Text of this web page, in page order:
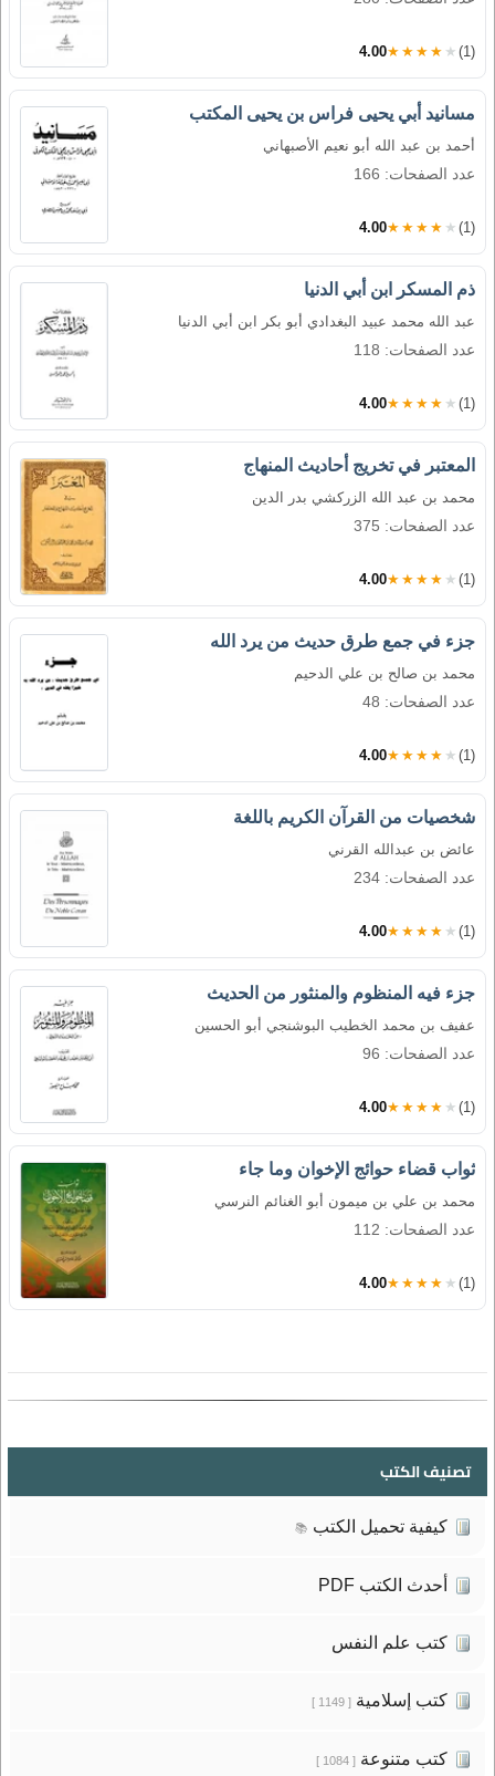
4.00★★★★★ (1)
مسانيد أبي يحيى فراس بن يحيى المكتب
أحمد بن عبد الله أبو نعيم الأصبهاني
عدد الصفحات: 166
4.00★★★★★ (1)
ذم المسكر ابن أبي الدنيا
عبد الله محمد عبيد البغدادي أبو بكر ابن أبي الدنيا
عدد الصفحات: 118
4.00★★★★★ (1)
المعتبر في تخريج أحاديث المنهاج
محمد بن عبد الله الزركشي بدر الدين
عدد الصفحات: 375
4.00★★★★★ (1)
جزء في جمع طرق حديث من يرد الله
محمد بن صالح بن علي الدحيم
عدد الصفحات: 48
4.00★★★★★ (1)
شخصيات من القرآن الكريم باللغة
عائض بن عبدالله القرني
عدد الصفحات: 234
4.00★★★★★ (1)
جزء فيه المنظوم والمنثور من الحديث
عفيف بن محمد الخطيب البوشنجي أبو الحسين
عدد الصفحات: 96
4.00★★★★★ (1)
ثواب قضاء حوائج الإخوان وما جاء
محمد بن علي بن ميمون أبو الغنائم النرسي
عدد الصفحات: 112
4.00★★★★★ (1)
تصنيف الكتب
كيفية تحميل الكتب 📚
أحدث الكتب PDF
كتب علم النفس
كتب إسلامية[ 1149 ]
كتب متنوعة[ 1084 ]